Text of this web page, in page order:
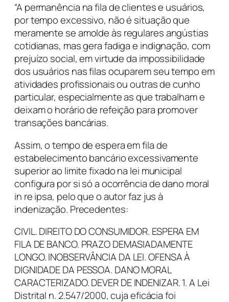
“A permanência na fila de clientes e usuários,
por tempo excessivo, não é situação que
meramente se amolde às regulares angústias
cotidianas, mas gera fadiga e indignação, com
prejuízo social, em virtude da impossibilidade
dos usuários nas filas ocuparem seu tempo em
atividades profissionais ou outras de cunho
particular, especialmente as que trabalham e
deixam o horário de refeição para promover
transações bancárias.
Assim, o tempo de espera em fila de
estabelecimento bancário excessivamente
superior ao limite fixado na lei municipal
configura por si só a ocorrência de dano moral
in re ipsa, pelo que o autor faz jus à
indenização. Precedentes:
CIVIL. DIREITO DO CONSUMIDOR. ESPERA EM
FILA DE BANCO. PRAZO DEMASIADAMENTE
LONGO. INOBSERVÂNCIA DA LEI. OFENSA À
DIGNIDADE DA PESSOA. DANO MORAL
CARACTERIZADO. DEVER DE INDENIZAR. 1. A Lei
Distrital n. 2.547/2000, cuja eficácia foi